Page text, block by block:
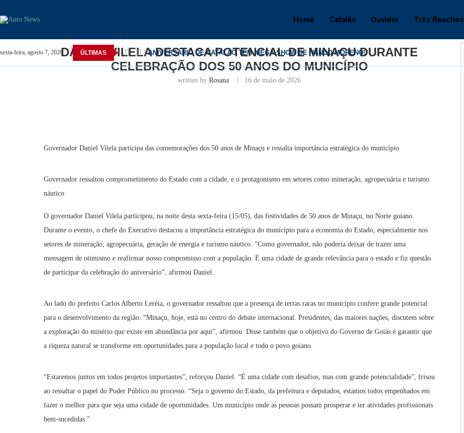
Home Catalão Ouvidor Três Ranchos
sexta-feira, agosto 7, 2026 ÚLTIMAS ANIVERSÁRIO DE CATALÃO TEM MEGA SHOW DE NANDO MORENO!
Convenção do MDB oficializa Daniel Vilela à reeleição e confirma Luiz...
POLÍTICA: Pesquisa aponta Daniel Vilela com vantagem e vitória em primeiro...
POLÍTICA: Daniel Vilela escolhe Luiz do Carmo para compor chapa ao...
OVG abre inscrições para 93 vagas de trabalho no Natal do...
Prazo para credenciamento de novos prestadores do Ipasgo Saúde é prorrogado...
Daniel Vilela chega à convenção com apoio de 227 prefeitos e...
Catalão celebra 167 anos com programação especial e convida toda a...
Rede estadual recebe ferramentas tecnológicas e materiais de apoio para o...
Daniel Vilela destaca potencial de Minaçu durante celebração dos 50 anos do município
DANIEL VILELA DESTACA POTENCIAL DE MINAÇU DURANTE
CELEBRAÇÃO DOS 50 ANOS DO MUNICÍPIO
written byRosana 16 de maio de 2026
Governador Daniel Vilela participa das comemorações dos 50 anos de Minaçu e ressalta importância estratégica do município
Governador ressaltou comprometimento do Estado com a cidade, e o protagonismo em setores como mineração, agropecuária e turismo
náutico
O governador Daniel Vilela participou, na noite desta sexta-feira (15/05), das festividades de 50 anos de Minaçu, no Norte goiano.
Durante o evento, o chefe do Executivo destacou a importância estratégica do município para a economia do Estado, especialmente nos
setores de mineração, agropecuária, geração de energia e turismo náutico. “Como governador, não poderia deixar de trazer uma
mensagem de otimismo e reafirmar nosso compromisso com a população. É uma cidade de grande relevância para o estado e fiz questão
de participar da celebração do aniversário”, afirmou Daniel.
Ao lado do prefeito Carlos Alberto Leréia, o governador ressaltou que a presença de terras raras no município confere grande potencial
para o desenvolvimento da região. “Minaçu, hoje, está no centro do debate internacional. Presidentes, das maiores nações, discutem sobre
a exploração do minério que existe em abundância por aqui”, afirmou. Disse também que o objetivo do Governo de Goiás é garantir que
a riqueza natural se transforme em oportunidades para a população local e todo o povo goiano.
“Estaremos juntos em todos projetos importantes”, reforçou Daniel. “É uma cidade com desafios, mas com grande potencialidade”, frisou
ao ressaltar o papel do Poder Público no processo. “Seja o governo do Estado, da prefeitura e deputados, estamos todos empenhados em
fazer o melhor para que seja uma cidade de oportunidades. Um município onde as pessoas possam prosperar e ter atividades profissionais
bem-sucedidas.”